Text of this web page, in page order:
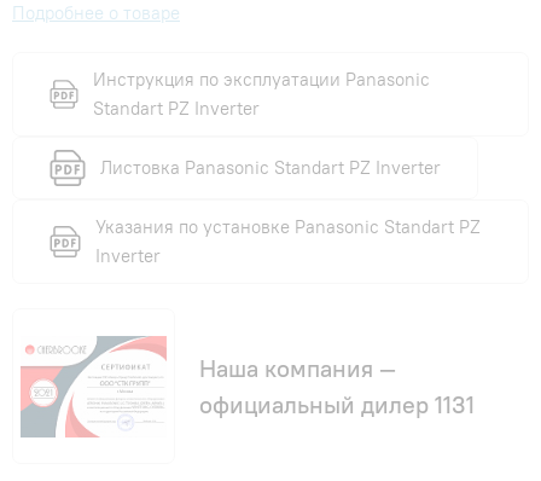
Подробнее о товаре
Инструкция по эксплуатации Panasonic
Standart PZ Inverter
Листовка Panasonic Standart PZ Inverter
Указания по установке Panasonic Standart PZ
Inverter
Наша компания —
официальный дилер 1131